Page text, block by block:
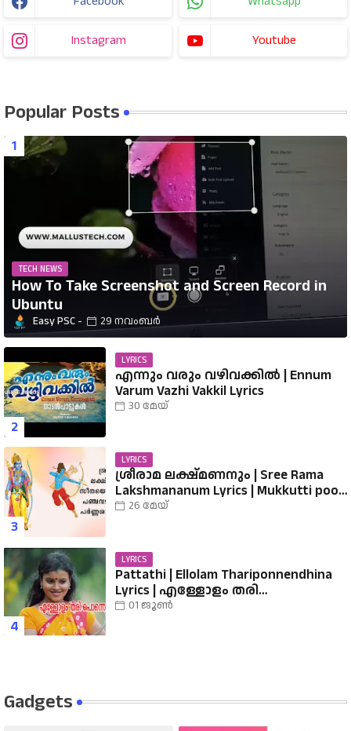
Instagram Youtube
Popular Posts
TECH NEWS
How To Take Screenshot and Screen Record in
Ubuntu
Easy PSC 29 നവംബർ
LYRICS
എന്നും വരും വഴിവക്കിൽ | Ennum
Varum Vazhi Vakkil Lyrics
30 മേയ്
LYRICS
ശ്രീരാമ ലക്ഷ്മണനും | Sree Rama
Lakshmananum Lyrics | Mukkutti poo
Album | Sreerama Song Malayalam |
26 മേയ്
LYRICS
Pattathi | Ellolam Thariponnendhina
Lyrics | എള്ളോളം തരി
പൊന്നെന്തിനാ...... വരികൾ
01 ജൂൺ
Gadgets